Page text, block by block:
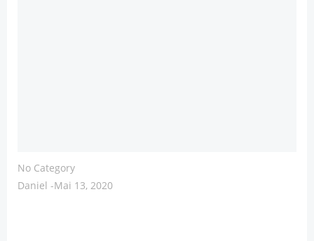
No Category
Daniel -Mai 13, 2020